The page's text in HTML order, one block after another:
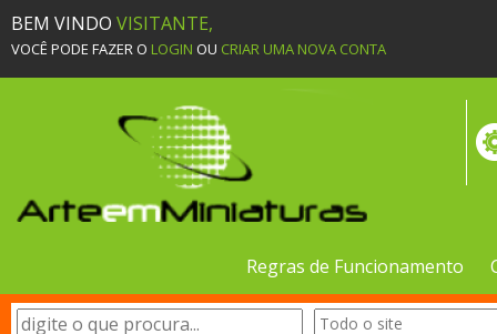
BEM VINDO VISITANTE,
VOCÊ PODE FAZER O LOGIN OU CRIAR UMA NOVA CONTA
Regras de Funcionamento